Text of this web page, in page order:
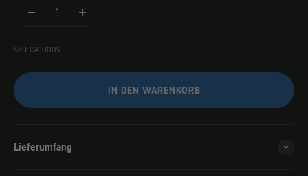
SKU: CA10009
IN DEN WARENKORB
Lieferumfang